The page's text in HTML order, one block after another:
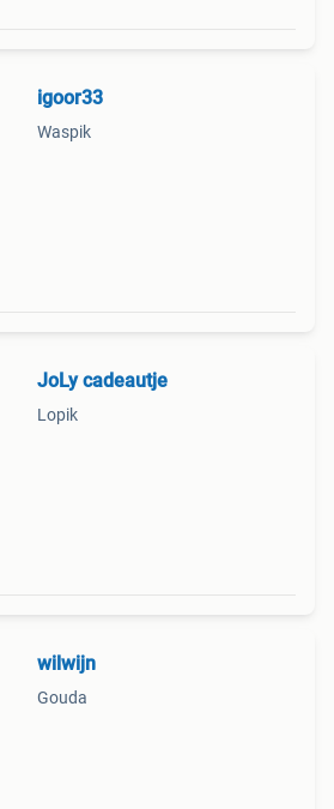
igoor33
Waspik
JoLy cadeautje
Lopik
wilwijn
Gouda